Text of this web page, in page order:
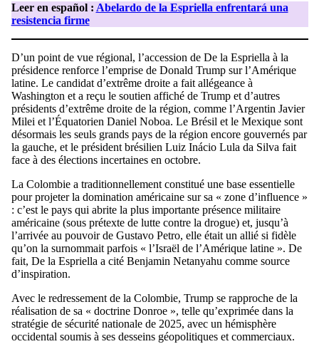
Leer en español : Abelardo de la Espriella enfrentará una
resistencia firme
D’un point de vue régional, l’accession de De la Espriella à la
présidence renforce l’emprise de Donald Trump sur l’Amérique
latine. Le candidat d’extrême droite a fait allégeance à
Washington et a reçu le soutien affiché de Trump et d’autres
présidents d’extrême droite de la région, comme l’Argentin Javier
Milei et l’Équatorien Daniel Noboa. Le Brésil et le Mexique sont
désormais les seuls grands pays de la région encore gouvernés par
la gauche, et le président brésilien Luiz Inácio Lula da Silva fait
face à des élections incertaines en octobre.
La Colombie a traditionnellement constitué une base essentielle
pour projeter la domination américaine sur sa « zone d’influence »
: c’est le pays qui abrite la plus importante présence militaire
américaine (sous prétexte de lutte contre la drogue) et, jusqu’à
l’arrivée au pouvoir de Gustavo Petro, elle était un allié si fidèle
qu’on la surnommait parfois « l’Israël de l’Amérique latine ». De
fait, De la Espriella a cité Benjamin Netanyahu comme source
d’inspiration.
Avec le redressement de la Colombie, Trump se rapproche de la
réalisation de sa « doctrine Donroe », telle qu’exprimée dans la
stratégie de sécurité nationale de 2025, avec un hémisphère
occidental soumis à ses desseins géopolitiques et commerciaux.